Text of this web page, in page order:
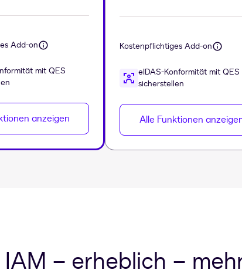
Add-on
mit QES
anzeigen
Kostenpflichtiges Add-on
eIDAS-Konformität mit QES
sicherstellen
Alle Funktionen
– erheblich –